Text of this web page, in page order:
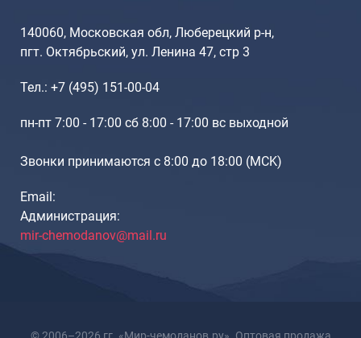
Рюкзаки детские
Рюкзаки туристические
Рюкзаки на колесах
ШОППЕРЫ
Кейсы
Чехлы для чемоданов
140060, Московская обл, Люберецкий р-н,
пгт. Октябрьский, ул. Ленина 47, стр 3
Тел.: +7 (495) 151-00-04
пн-пт 7:00 - 17:00 сб 8:00 - 17:00 вс выходной
Звонки принимаются с 8:00 до 18:00 (МCK)
Email:
Администрация:
mir-chemodanov@mail.ru